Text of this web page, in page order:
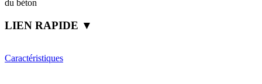
LIEN RAPIDE ▼
Caractéristiques